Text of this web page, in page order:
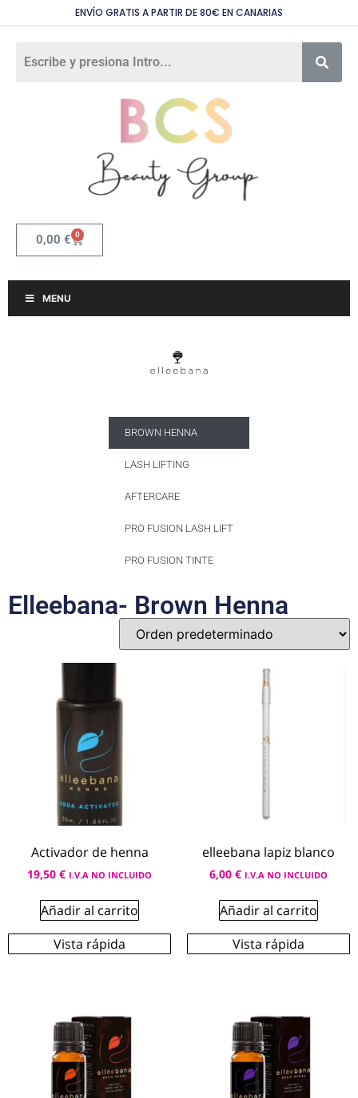
ENVÍO GRATIS A PARTIR DE 80€ EN CANARIAS
0,00 € 0
MENU
BROWN HENNA
LASH LIFTING
AFTERCARE
PRO FUSION LASH LIFT
PRO FUSION TINTE
Elleebana- Brown Henna
Activador de henna
19,50 € I.V.A NO INCLUIDO
Añadir al carrito
Vista rápida
elleebana lapiz blanco
6,00 € I.V.A NO INCLUIDO
Añadir al carrito
Vista rápida